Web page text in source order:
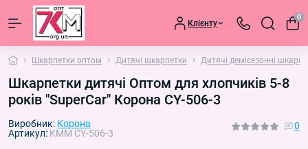
Клієнту
0
Шкарпетки оптом Дитячі шкарпетки Дитячі демісезонні
Шкарпетки дитячі Оптом для хлопчиків 5-8
років "SuperCar" Корона CY-506-3
Виробник: Корона
Артикул: KMM CY-506-3
0